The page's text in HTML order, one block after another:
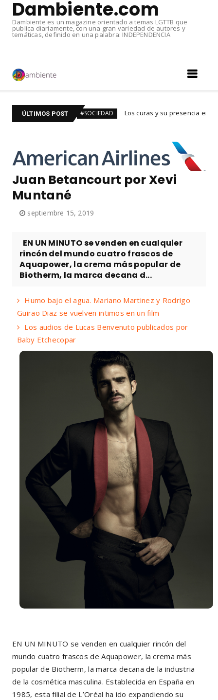
Dambiente.com
Dambiente es un magazine orientado a temas LGTTB que
publica diariamente, con una gran variedad de autores y
temáticas, definido en una palabra: INDEPENDENCIA
ÚLTIMOS POST
#SOCIEDAD Los curas y su presencia en aplicaciones de
Juan Betancourt por Xevi
Muntané
septiembre 15, 2019
EN UN MINUTO se venden en cualquier
rincón del mundo cuatro frascos de
Aquapower, la crema más popular de
Biotherm, la marca decana d...
Humo bajo el agua. Mariano Martinez y Rodrigo
Guirao Diaz se vuelven intimos en un film
Los audios de Lucas Benvenuto publicados por
Baby Etchecopar
EN UN MINUTO se venden en cualquier rincón del
mundo cuatro frascos de Aquapower, la crema más
popular de Biotherm, la marca decana de la industria
de la cosmética masculina. Establecida en España en
1985, esta filial de L’Oréal ha ido expandiendo su